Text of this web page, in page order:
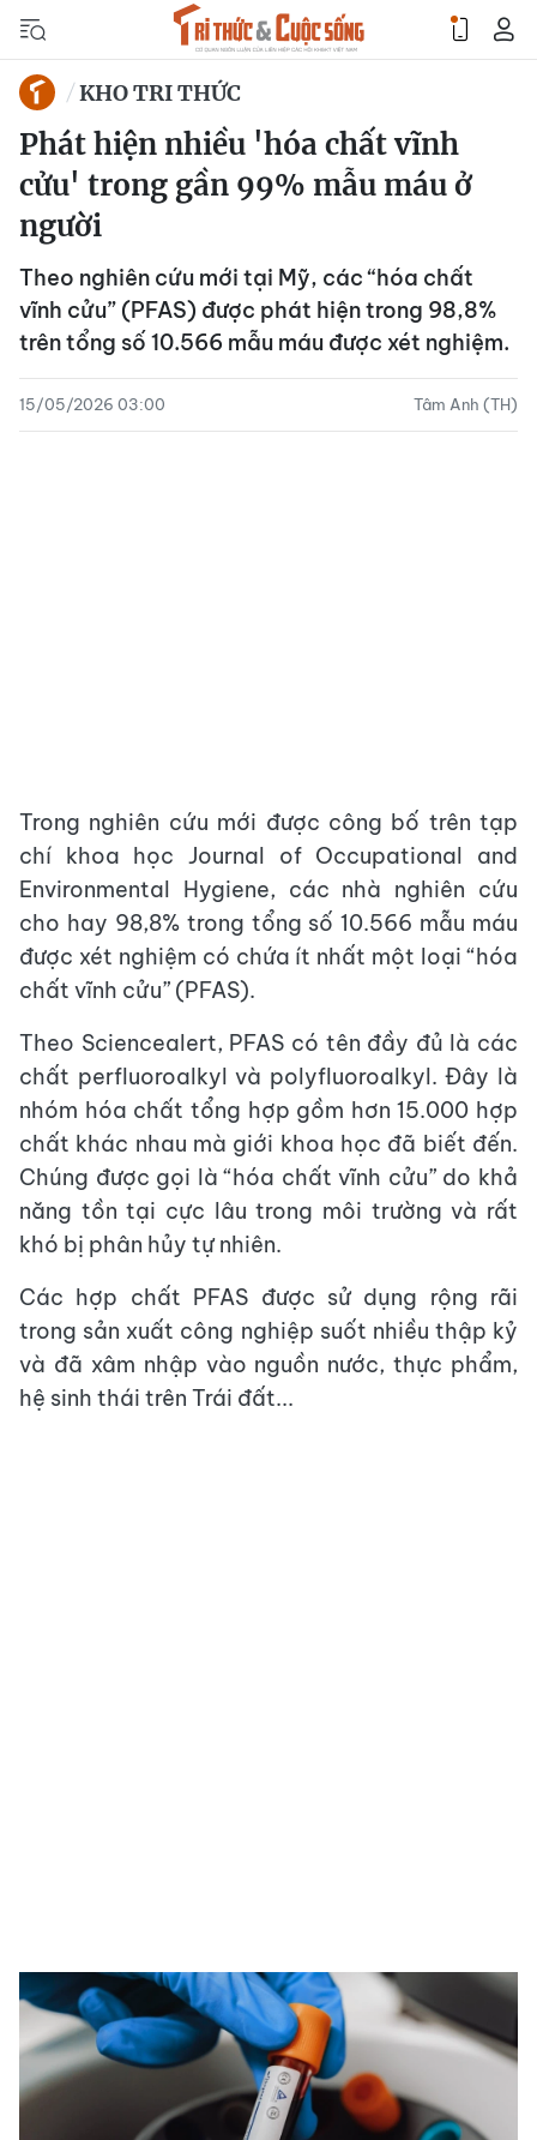
KHO TRI THỨC
Phát hiện nhiều 'hóa chất vĩnh
cửu' trong gần 99% mẫu máu ở
người
Theo nghiên cứu mới tại Mỹ, các “hóa chất
vĩnh cửu” (PFAS) được phát hiện trong 98,8%
trên tổng số 10.566 mẫu máu được xét nghiệm.
15/05/2026 03:00 Tâm Anh (TH)
Trong nghiên cứu mới được công bố trên tạp
chí khoa học Journal of Occupational and
Environmental Hygiene, các nhà nghiên cứu
cho hay 98,8% trong tổng số 10.566 mẫu máu
được xét nghiệm có chứa ít nhất một loại “hóa
chất vĩnh cửu” (PFAS).
Theo Sciencealert, PFAS có tên đầy đủ là các
chất perfluoroalkyl và polyfluoroalkyl. Đây là
nhóm hóa chất tổng hợp gồm hơn 15.000 hợp
chất khác nhau mà giới khoa học đã biết đến.
Chúng được gọi là “hóa chất vĩnh cửu” do khả
năng tồn tại cực lâu trong môi trường và rất
khó bị phân hủy tự nhiên.
Các hợp chất PFAS được sử dụng rộng rãi
trong sản xuất công nghiệp suốt nhiều thập kỷ
và đã xâm nhập vào nguồn nước, thực phẩm,
hệ sinh thái trên Trái đất...